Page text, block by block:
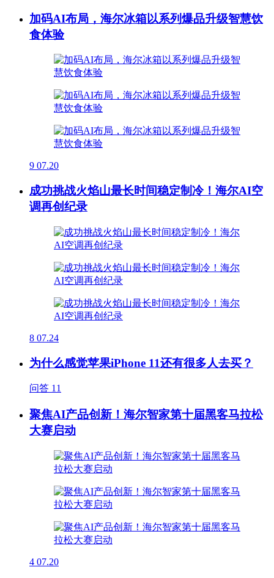
加码AI布局，海尔冰箱以系列爆品升级智慧饮
食体验
9 07.20
成功挑战火焰山最长时间稳定制冷！海尔AI空
调再创纪录
8 07.24
为什么感觉苹果iPhone 11还有很多人去买？
问答 11
聚焦AI产品创新！海尔智家第十届黑客马拉松
大赛启动
4 07.20